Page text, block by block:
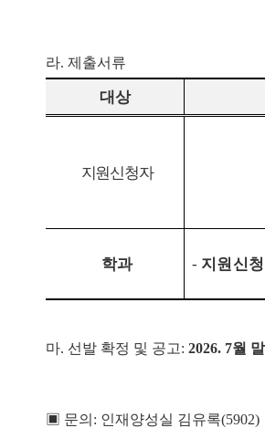
라. 제출서류
대상
지원신청자
학과
- 지원신
마. 선발 확정 및 공고: 2026. 7월
▣ 문의 : 인재양성실 김유록(5902)